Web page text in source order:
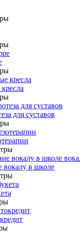
для суставов
вокалу в школе